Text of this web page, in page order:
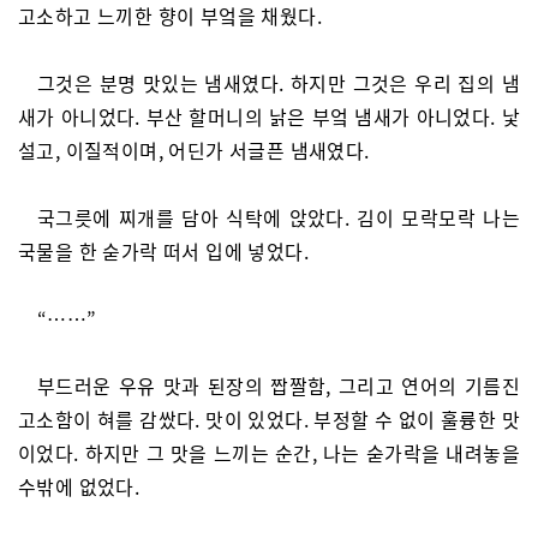
고소하고 느끼한 향이 부엌을 채웠다.
그것은 분명 맛있는 냄새였다. 하지만 그것은 우리 집의 냄
새가 아니었다. 부산 할머니의 낡은 부엌 냄새가 아니었다. 낯
설고, 이질적이며, 어딘가 서글픈 냄새였다.
국그릇에 찌개를 담아 식탁에 앉았다. 김이 모락모락 나는
국물을 한 숟가락 떠서 입에 넣었다.
“……”
부드러운 우유 맛과 된장의 짭짤함, 그리고 연어의 기름진
고소함이 혀를 감쌌다. 맛이 있었다. 부정할 수 없이 훌륭한 맛
이었다. 하지만 그 맛을 느끼는 순간, 나는 숟가락을 내려놓을
수밖에 없었다.